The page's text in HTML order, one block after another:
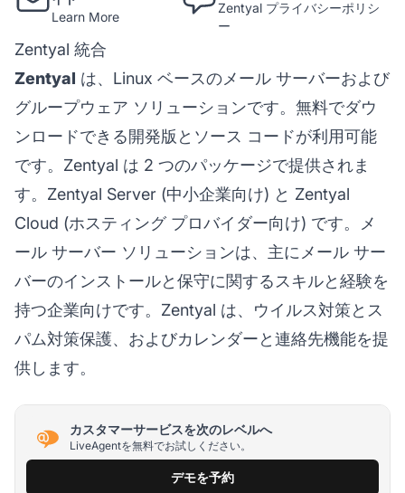
Learn More
Zentyal プライバシーポリシ
ー
Zentyal 統合
Zentyal は、Linux ベースのメール サーバーおよび
グループウェア ソリューションです。無料でダウ
ンロードできる開発版とソース コードが利用可能
です。Zentyal は 2 つのパッケージで提供されま
す。Zentyal Server (中小企業向け) と Zentyal
Cloud (ホスティング プロバイダー向け) です。メ
ール サーバー ソリューションは、主にメール サー
バーのインストールと保守に関するスキルと経験を
持つ企業向けです。Zentyal は、ウイルス対策とス
パム対策保護、およびカレンダーと連絡先機能を提
供します。
カスタマーサービスを次のレベルへ
LiveAgentを無料でお試しください。
デモを予約